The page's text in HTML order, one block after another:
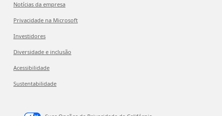
Notícias da empresa
Privacidade na Microsoft
Investidores
Diversidade e inclusão
Acessibilidade
Sustentabilidade